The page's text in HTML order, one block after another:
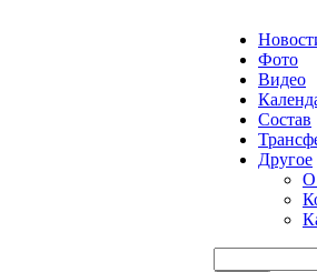
Фото
Видео
Состав
Другое
О